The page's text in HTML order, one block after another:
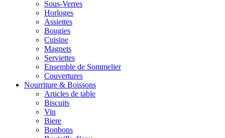
Sous-Verres
Horloges
Assiettes
Bougies
Cuisine
Magnets
Serviettes
Ensemble de Sommelier
Couvertures
Nourriture & Boissons
Articles de table
Biscuits
Vin
Biere
Bonbons